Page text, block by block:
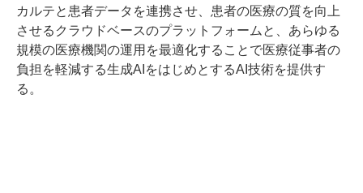
カルテと患者データを連携させ、患者の医療の質を向上
させるクラウドベースのプラットフォームと、あらゆる
規模の医療機関の運用を最適化することで医療従事者の
負担を軽減する生成AIをはじめとするAI技術を提供す
る。